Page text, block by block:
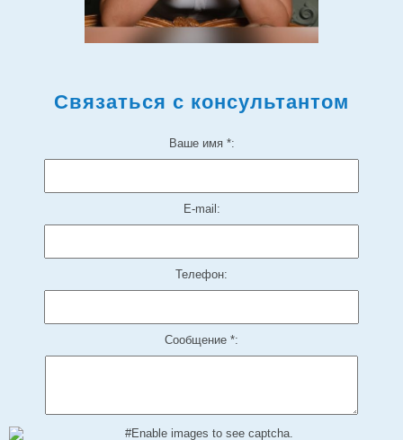
Связаться с консультантом
Ваше имя *:
E-mail:
Телефон:
Сообщение *: